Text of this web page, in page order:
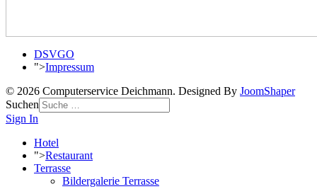
DSVGO
">Impressum
© 2026 Computerservice Deichmann. Designed By JoomShaper
Suchen
Sign In
Hotel
">Restaurant
Terrasse
Bildergalerie Terrasse